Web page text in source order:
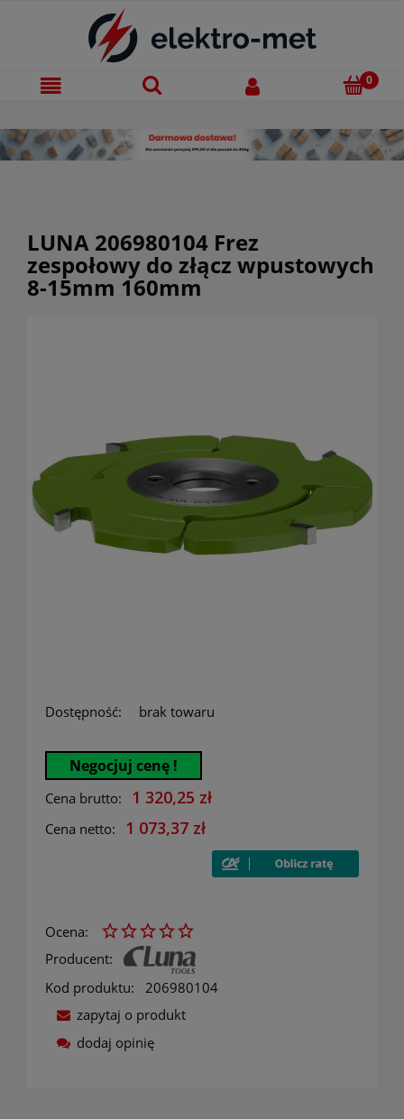
LUNA 206980104 Frez
zespołowy do złącz wpustowych
8-15mm 160mm
Dostępność: brak towaru
Negocjuj cenę !
Cena brutto: 1 320,25 zł
Cena netto: 1 073,37 zł
Ocena:
Producent:
Kod produktu:
206980104
zapytaj o produkt
dodaj opinię